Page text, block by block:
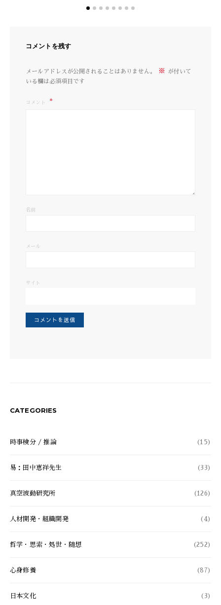
コメントを残す
メールアドレスが公開されることはありません。 ※
が付いて
いる欄は必須項目です
コメント
名前
メール
サイト
CATEGORIES
時事検分 / 推論 (15)
易：田中恵祥先生 (33)
真空波動研究所 (126)
人材開発・組織開発 (4)
哲学・思索・処世・随想 (252)
心身修養 (87)
日本文化 (3)